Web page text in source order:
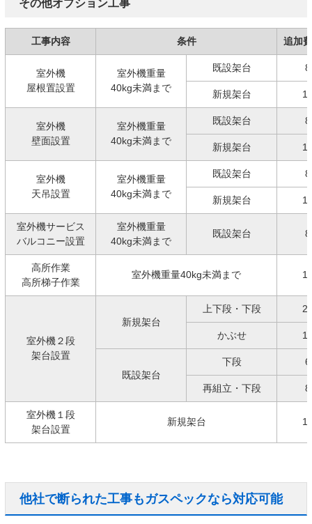
その他オプション工事
工事内容 条件 追加
室外機
屋根置設置
室外機重量
40kg未満まで
既設架台
新規架台
室外機
壁面設置
室外機重量
40kg未満まで
既設架台
新規架台
室外機
天吊設置
室外機重量
40kg未満まで
既設架台
新規架台
室外機サービス
バルコニー設置
室外機重量
40kg未満まで
既設架台
高所作業
高所梯子作業
室外機重量40kg未満まで
室外機２段
架台設置
新規架台
上下段・下段
かぶせ
既設架台
下段
再組立・下段
室外機１段
架台設置
新規架台
他社で断られた工事もガスペックなら対応可能